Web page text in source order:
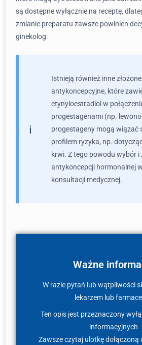
są dostępne wyłącznie na receptę,
zmianie preparatu zawsze powinien
ginekolog.
Istnieją również inne
antykoncepcyjne, które
etynyloestradiol w
progestagenami (np.
progestageny mogą wiązać
profilem ryzyka, np.
krwi. Z tego powodu wybór i
antykoncepcji hormonalnej
konsultacji medycznej.
Ważne
W razie pytań lub wątpliwości
lekarzem lub
Ten opis jest przeznaczony
informacyjnych
Zawsze czytaj ulotkę dołączoną